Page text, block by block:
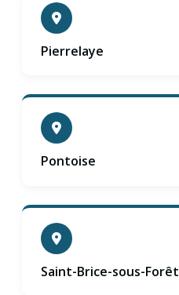
Pierrelaye
Pontoise
Saint-Brice-sous-Forêt